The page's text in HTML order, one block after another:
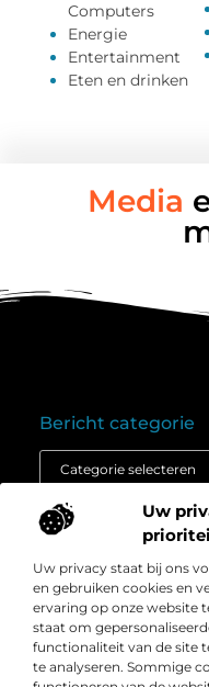
Uw
Uw privacy staat bij ons
en gebruiken cookies en
ervaring op onze website
staat om
functionaliteit van de site
te analyseren. Sommige
Computers
Energie
Entertainment
Eten en drinken
Media
Over
Bedrijf
” Het platform voor
conversieboosts “
Duik in waardevolle
inspirerende cases die
niveau tillen. Welkom
Onze informatie
Bericht categorie